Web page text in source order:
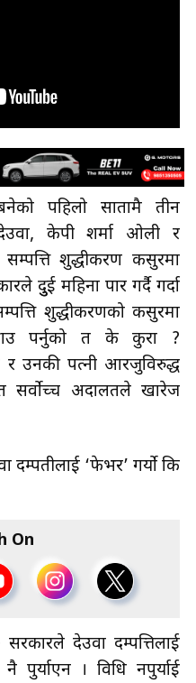
पहिलो सातामै तीन
देउवा, केपी शर्मा ओली र
शुद्धीकरण कसुरमा
दुुई महिना पार गर्दै गर्दा
शुद्धीकरणको कसुरमा
पर्नुको त के कुरा ?
र उनकी पत्नी आरजुविरुद्ध
सर्वोच्च अदालतले खारेज
दम्पतीलाई ‘फेभर’ गर्यो कि
On
देउवा दम्पत्तिलाई
पुर्याएन । विधि नपुर्याई